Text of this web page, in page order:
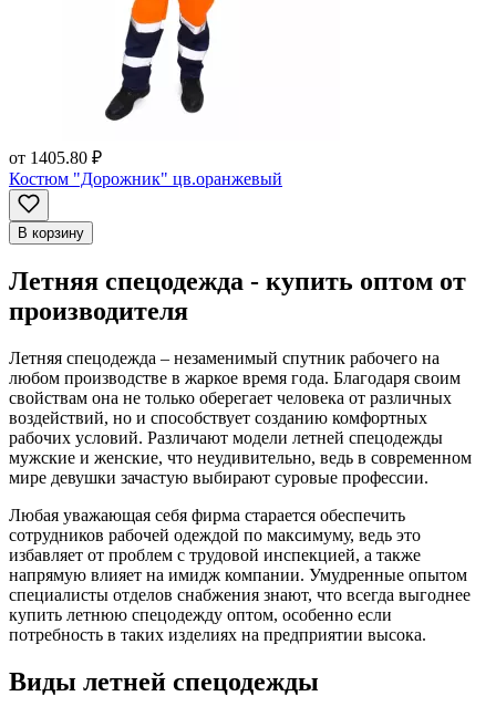
от 1405.80 ₽
Костюм "Дорожник" цв.оранжевый
В корзину
Летняя спецодежда - купить оптом от
производителя
Летняя спецодежда – незаменимый спутник рабочего на
любом производстве в жаркое время года. Благодаря своим
свойствам она не только оберегает человека от различных
воздействий, но и способствует созданию комфортных
рабочих условий. Различают модели летней спецодежды
мужские и женские, что неудивительно, ведь в современном
мире девушки зачастую выбирают суровые профессии.
Любая уважающая себя фирма старается обеспечить
сотрудников рабочей одеждой по максимуму, ведь это
избавляет от проблем с трудовой инспекцией, а также
напрямую влияет на имидж компании. Умудренные опытом
специалисты отделов снабжения знают, что всегда выгоднее
купить летнюю спецодежду оптом, особенно если
потребность в таких изделиях на предприятии высока.
Виды летней спецодежды